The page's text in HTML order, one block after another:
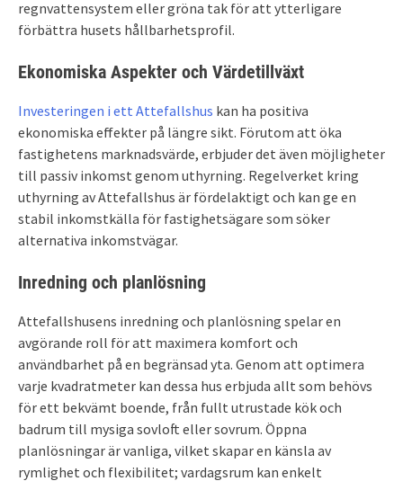
regnvattensystem eller gröna tak för att ytterligare
förbättra husets hållbarhetsprofil.
Ekonomiska Aspekter och Värdetillväxt
Investeringen i ett Attefallshus kan ha positiva
ekonomiska effekter på längre sikt. Förutom att öka
fastighetens marknadsvärde, erbjuder det även möjligheter
till passiv inkomst genom uthyrning. Regelverket kring
uthyrning av Attefallshus är fördelaktigt och kan ge en
stabil inkomstkälla för fastighetsägare som söker
alternativa inkomstvägar.
Inredning och planlösning
Attefallshusens inredning och planlösning spelar en
avgörande roll för att maximera komfort och
användbarhet på en begränsad yta. Genom att optimera
varje kvadratmeter kan dessa hus erbjuda allt som behövs
för ett bekvämt boende, från fullt utrustade kök och
badrum till mysiga sovloft eller sovrum. Öppna
planlösningar är vanliga, vilket skapar en känsla av
rymlighet och flexibilitet; vardagsrum kan enkelt